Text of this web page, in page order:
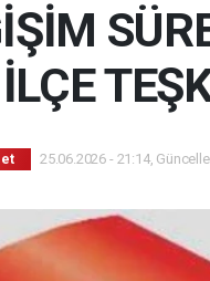
İLÇE
25.06.2026 - 21:14,